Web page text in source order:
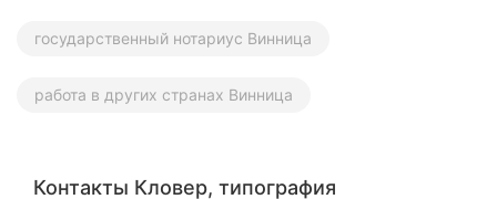
государственный нотариус Винница
работа в других странах Винница
Контакты Кловер, типография